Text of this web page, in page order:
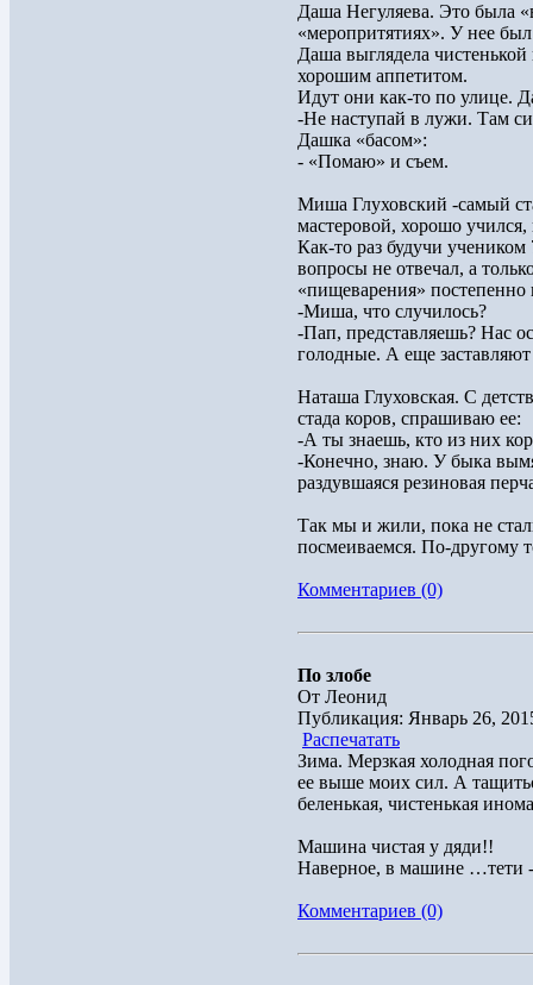
Даша Негуляева. Это была
«меропритятиях». У нее
Даша выглядела
хорошим аппетитом.
Идут они как-то по улице.
-Не наступай в лужи. Там
Дашка «басом»:
- «Помаю» и съем.
Миша Глуховский -самый
мастеровой, хорошо
Как-то раз будучи
вопросы не отвечал, а
«пищеварения»
-Миша, что случилось?
-Пап, представляешь? Нас
голодные. А еще
Наташа Глуховская. С
стада коров, спрашиваю ее:
-А ты знаешь, кто из них
-Конечно, знаю. У быка
раздувшаяся резиновая
Так мы и жили, пока не
посмеиваемся. По-другому
Комментариев (0)
По злобе
От Леонид
Публикация: Январь 26,
Распечатать
Зима. Мерзкая холодная
ее выше моих сил. А
беленькая, чистенькая
Машина чистая у дяди!!
Наверное, в машине …тети
Комментариев (0)